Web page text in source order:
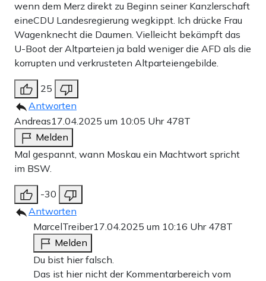
wenn dem Merz direkt zu Beginn seiner Kanzlerschaft
eineCDU Landesregierung wegkippt. Ich drücke Frau
Wagenknecht die Daumen. Vielleicht bekämpft das
U-Boot der Altparteien ja bald weniger die AFD als die
korrupten und verkrusteten Altparteiengebilde.
25
Antworten
Andreas17.04.2025 um 10:05 Uhr 478T
Melden
Mal gespannt, wann Moskau ein Machtwort spricht
im BSW.
-30
Antworten
MarcelTreiber17.04.2025 um 10:16 Uhr 478T
Melden
Du bist hier falsch.
Das ist hier nicht der Kommentarbereich vom